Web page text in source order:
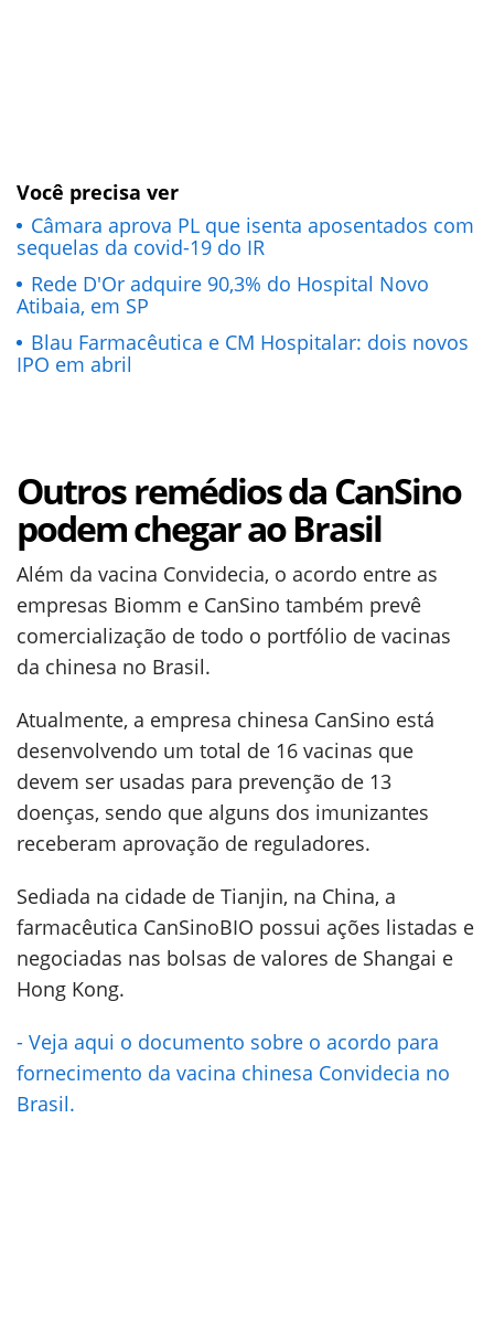
Você precisa ver
Câmara aprova PL que isenta aposentados com
sequelas da covid-19 do IR
Rede D'Or adquire 90,3% do Hospital Novo
Atibaia, em SP
Blau Farmacêutica e CM Hospitalar: dois novos
IPO em abril
Outros remédios da CanSino
podem chegar ao Brasil
Além da vacina Convidecia, o acordo entre as
empresas Biomm e CanSino também prevê
comercialização de todo o portfólio de vacinas
da chinesa no Brasil.
Atualmente, a empresa chinesa CanSino está
desenvolvendo um total de 16 vacinas que
devem ser usadas para prevenção de 13
doenças, sendo que alguns dos imunizantes
receberam aprovação de reguladores.
Sediada na cidade de Tianjin, na China, a
farmacêutica CanSinoBIO possui ações listadas e
negociadas nas bolsas de valores de Shangai e
Hong Kong.
- Veja aqui o documento sobre o acordo para
fornecimento da vacina chinesa Convidecia no
Brasil.